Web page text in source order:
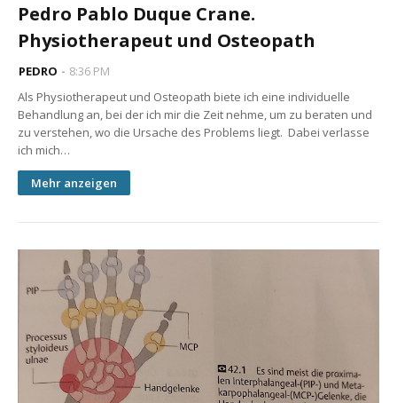
Pedro Pablo Duque Crane.
Physiotherapeut und Osteopath
PEDRO
8:36 PM
Als Physiotherapeut und Osteopath biete ich eine individuelle
Behandlung an, bei der ich mir die Zeit nehme, um zu beraten und
zu verstehen, wo die Ursache des Problems liegt. Dabei verlasse
ich mich…
Mehr anzeigen